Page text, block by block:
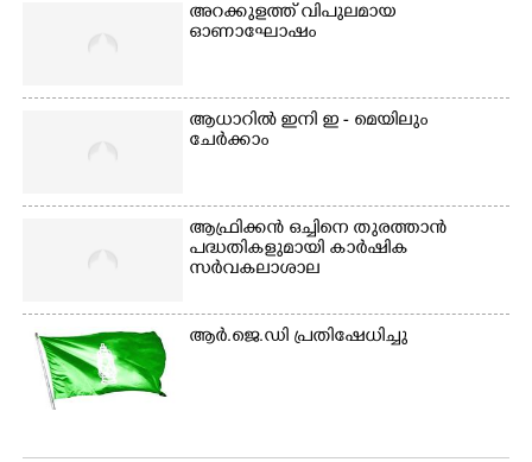
അറക്കുളത്ത് വിപുലമായ
ഓണാഘോഷം
ആധാറിൽ ഇനി ഇ - മെയിലും
ചേർക്കാം
ആഫ്രിക്കൻ ഒച്ചിനെ തുരത്താൻ
പദ്ധതികളുമായി കാർഷിക
സർവകലാശാല
ആർ.ജെ.ഡി പ്രതിഷേധിച്ചു